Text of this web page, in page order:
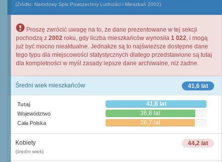
(Źródło: Narodowy Spis Powszechny Ludności i Mieszkań 2002)
Proszę zwrócić uwagę na to, że dane prezentowane w tej sekcji
pochodzą z 2002 roku, gdy liczba mieszkańców wynosiła 1 022, i mogą
już być mocno nieaktualne. Jednakże są to najświeższe dostępne dane
tego typu dla miejscowości statystycznych dlatego przedstawione są tutaj
dla kompletności w myśl zasady lepsze dane archiwalne, niż żadne.
41,6 lat
Średni wiek mieszkańców
Tutaj 41,6 lat
Województwo 36,8 lat
Cała Polska 36,7 lat
44,2 lat
Kobiety
(średni wiek)